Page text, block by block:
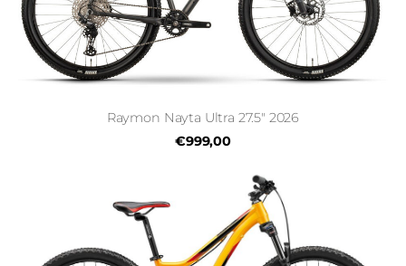
Raymon Nayta Ultra 27.5" 2026
€999,00